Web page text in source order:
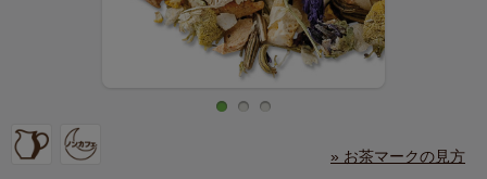
» お茶マークの見方